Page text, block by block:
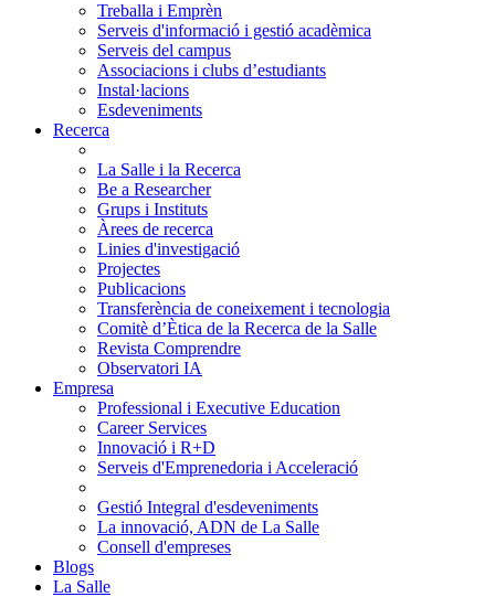
Treballa i Emprèn
Serveis d'informació i gestió acadèmica
Serveis del campus
Associacions i clubs d’estudiants
Instal·lacions
Esdeveniments
Recerca
La Salle i la Recerca
Be a Researcher
Grups i Instituts
Àrees de recerca
Linies d'investigació
Projectes
Publicacions
Transferència de coneixement i tecnologia
Comitè d’Ètica de la Recerca de la Salle
Revista Comprendre
Observatori IA
Empresa
Professional i Executive Education
Career Services
Innovació i R+D
Serveis d'Emprenedoria i Acceleració
Gestió Integral d'esdeveniments
La innovació, ADN de La Salle
Consell d'empreses
Blogs
La Salle